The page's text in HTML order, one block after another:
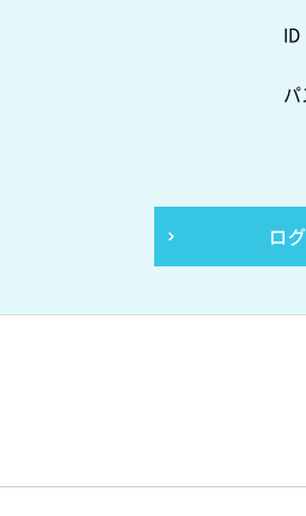
ID
ロ